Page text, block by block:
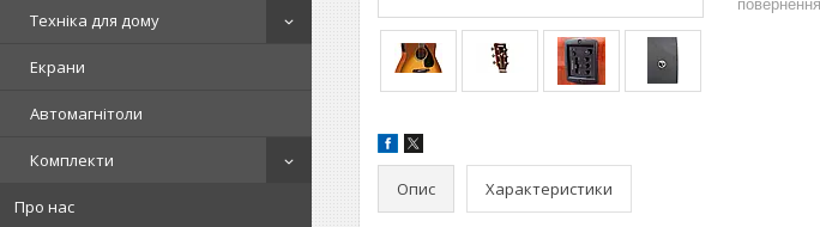
Техніка для дому
Екрани
Автомагнітоли
Комплекти
Про нас
Опис Характеристики